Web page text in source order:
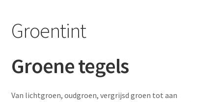
Contact
Groentint
Groene tegels
Van lichtgroen, oudgroen, vergrijsd groen tot aan